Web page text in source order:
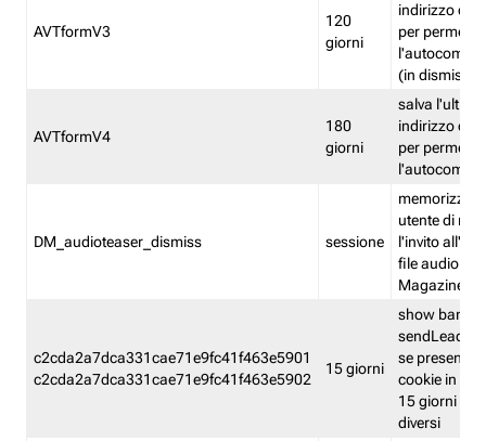
AVTformV3
120
giorni
indirizzo di
per
(in
AVTformV4
180
giorni
salva l'ultimo
indirizzo di
per
DM_audioteaser_dismiss sessione
memorizza
utente di
l'invito
file audio del
Magazine
c2cda2a7dca331cae71e9fc41f463e5901
c2cda2a7dca331cae71e9fc41f463e5902
15 giorni
show banner
sendLead
se presenti
cookie in un
15 giorni e
diversi